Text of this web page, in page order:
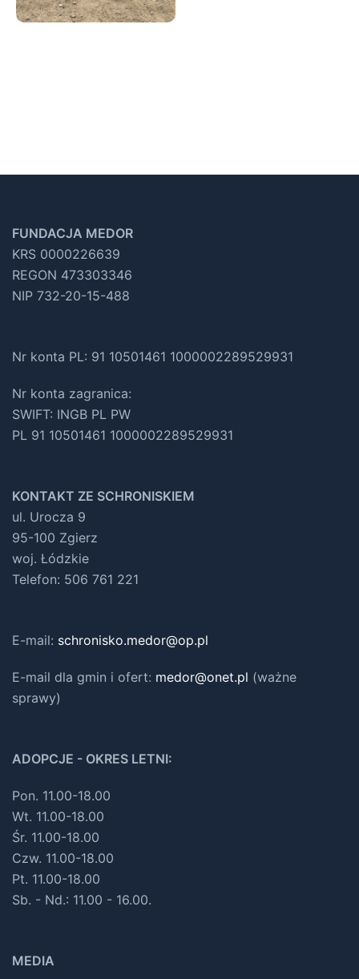
FUNDACJA MEDOR
KRS 0000226639
REGON 473303346
NIP 732-20-15-488
Nr konta PL: 91 10501461 1000002289529931
Nr konta zagranica:
SWIFT: INGB PL PW
PL 91 10501461 1000002289529931
KONTAKT ZE SCHRONISKIEM
ul. Urocza 9
95-100 Zgierz
woj. Łódzkie
Telefon: 506 761 221
E-mail: schronisko.medor@op.pl
E-mail dla gmin i ofert: medor@onet.pl (ważne
sprawy)
ADOPCJE - OKRES LETNI:
Pon. 11.00-18.00
Wt. 11.00-18.00
Śr. 11.00-18.00
Czw. 11.00-18.00
Pt. 11.00-18.00
Sb. - Nd.: 11.00 - 16.00.
MEDIA